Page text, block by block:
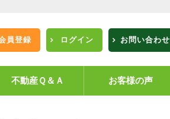
員登録 ログイン お問い合わせ
不動産Ｑ＆Ａ お客様の声